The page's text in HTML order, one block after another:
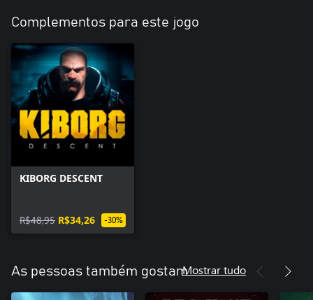
Complementos para este jogo
KIBORG DESCENT
R$48,95 R$34,26 -30%
As pessoas também gostamMostrar tudo